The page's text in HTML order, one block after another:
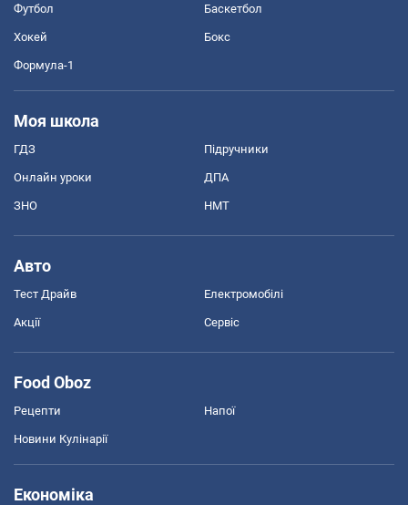
Футбол Баскетбол
Хокей Бокс
Формула-1
Моя школа
ГДЗ Підручники
Онлайн уроки ДПА
ЗНО НМТ
Авто
Тест Драйв Електромобілі
Акції Сервіс
Food Oboz
Рецепти Напої
Новини Кулінарії
Економіка